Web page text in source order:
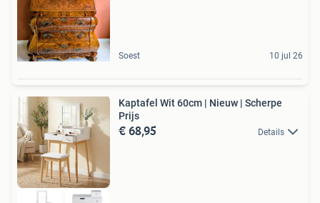
Soest 10 jul 26
Kaptafel Wit 60cm | Nieuw | Scherpe
Prijs
€ 68,95 Details